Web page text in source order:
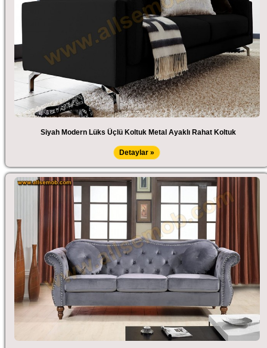
Siyah Modern Lüks Üçlü Koltuk Metal Ayaklı Rahat Koltuk
Detaylar »